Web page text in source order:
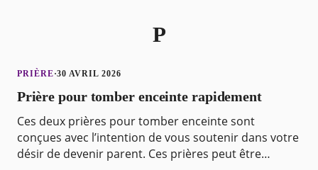
P
PRIÈRE·30 AVRIL 2026
Prière pour tomber enceinte rapidement
Ces deux prières pour tomber enceinte sont
conçues avec l’intention de vous soutenir dans votre
désir de devenir parent. Ces prières peut être